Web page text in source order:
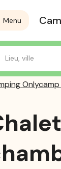
Menu
Lieu, ville
Les campings